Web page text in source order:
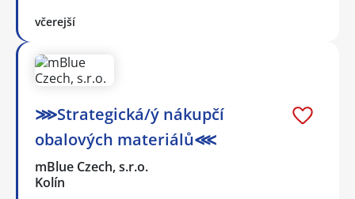
včerejší
⋙Strategická/ý nákupčí
obalových materiálů⋘
mBlue Czech, s.r.o.
Kolín